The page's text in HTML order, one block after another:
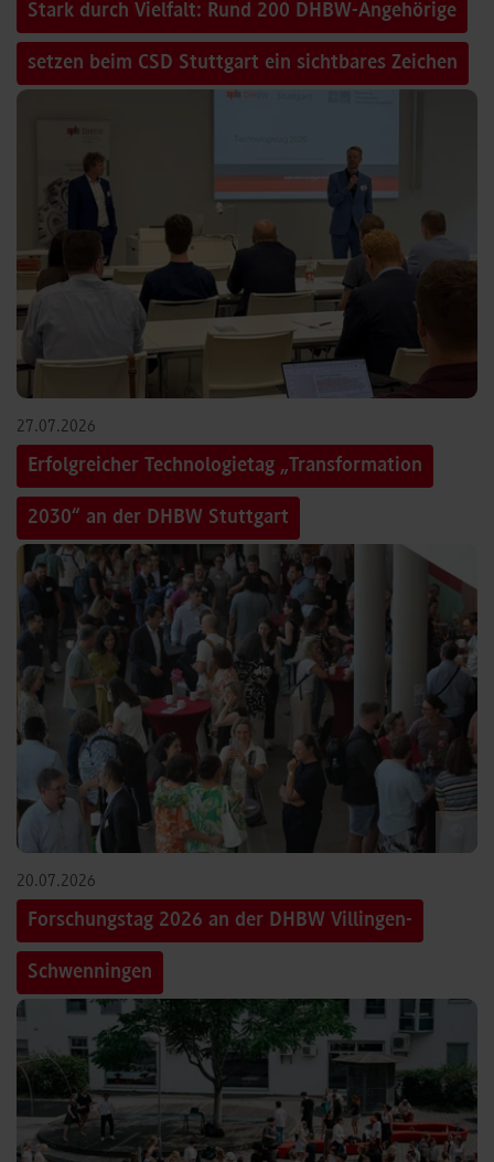
Stark durch Vielfalt: Rund 200 DHBW-Angehörige
setzen beim CSD Stuttgart ein sichtbares Zeichen
27.07.2026
Erfolgreicher Technologietag „Transformation
2030“ an der DHBW Stuttgart
20.07.2026
Forschungstag 2026 an der DHBW Villingen-
Schwenningen